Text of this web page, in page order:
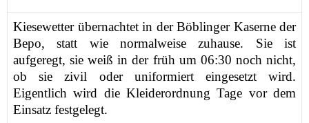
Kiesewetter übernachtet in der Böblinger Kaserne der
Bepo, statt wie normalweise zuhause. Sie ist
aufgeregt, sie weiß in der früh um 06:30 noch nicht,
ob sie zivil oder uniformiert eingesetzt wird.
Eigentlich wird die Kleiderordnung Tage vor dem
Einsatz festgelegt.